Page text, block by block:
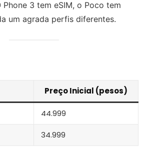
Phone 3 tem eSIM, o Poco tem
um agrada perfis diferentes.
Preço Inicial (pesos)
44.999
34.999